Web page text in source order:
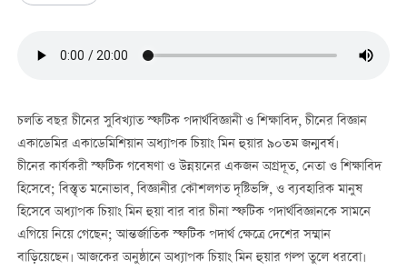
চলতি বছর চীনের সুবিখ্যাত স্ফটিক পদার্থবিজ্ঞানী ও শিক্ষাবিদ, চীনের বিজ্ঞান
একাডেমির একাডেমিশিয়ান অধ্যাপক চিয়াং মিন হুয়ার ৯০তম জন্মবর্ষ।
চীনের কার্যকরী স্ফটিক গবেষণা ও উন্নয়নের একজন অগ্রদূত, নেতা ও শিক্ষাবিদ
হিসেবে; বিস্তৃত মনোভাব, বিজ্ঞানীর কৌশলগত দৃষ্টিভঙ্গি, ও ব্যবহারিক মানুষ
হিসেবে অধ্যাপক চিয়াং মিন হুয়া বার বার চীনা স্ফটিক পদার্থবিজ্ঞানকে সামনে
এগিয়ে নিয়ে গেছেন; আন্তর্জাতিক স্ফটিক পদার্থ ক্ষেত্রে দেশের সম্মান
বাড়িয়েছেন। আজকের অনুষ্ঠানে অধ্যাপক চিয়াং মিন হুয়ার গল্প তুলে ধরবো।